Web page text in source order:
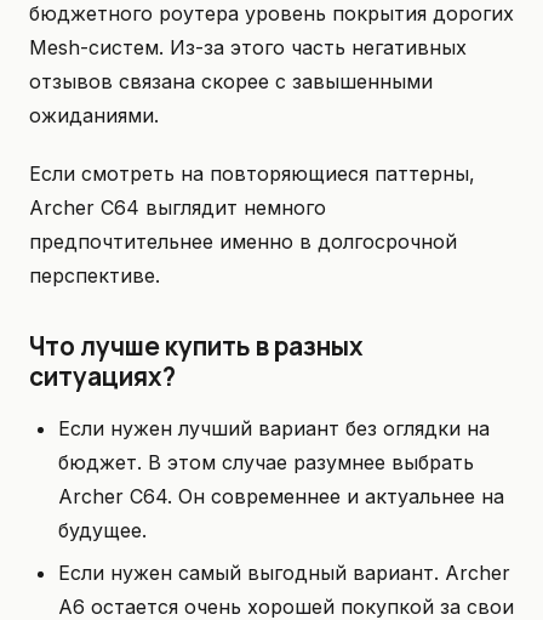
бюджетного роутера уровень покрытия дорогих
Mesh-систем. Из-за этого часть негативных
отзывов связана скорее с завышенными
ожиданиями.
Если смотреть на повторяющиеся паттерны,
Archer C64 выглядит немного
предпочтительнее именно в долгосрочной
перспективе.
Что лучше купить в разных
ситуациях?
Если нужен лучший вариант без оглядки на
бюджет. В этом случае разумнее выбрать
Archer C64. Он современнее и актуальнее на
будущее.
Если нужен самый выгодный вариант. Archer
A6 остается очень хорошей покупкой за свои